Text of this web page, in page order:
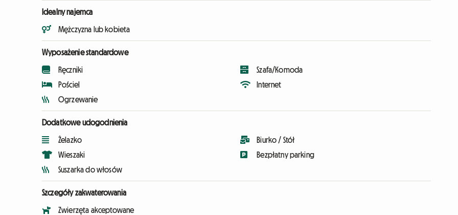
Idealny najemca
Mężczyzna lub kobieta
Wyposażenie standardowe
Ręczniki
Pościel
Ogrzewanie
Szafa/Komoda
Internet
Dodatkowe udogodnienia
Żelazko
Wieszaki
Suszarka do włosów
Biurko / Stół
Bezpłatny parking
Szczegóły zakwaterowania
Zwierzęta akceptowane